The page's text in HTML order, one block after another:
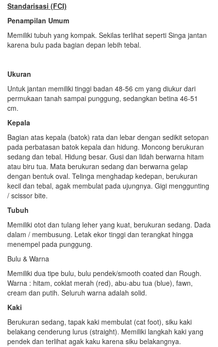
Standarisasi (FCI)
Penampilan Umum
Memiliki tubuh yang kompak. Sekilas terlihat seperti Singa jantan
karena bulu pada bagian depan lebih tebal.
Ukuran
Untuk jantan memiliki tinggi badan 48-56 cm yang diukur dari
permukaan tanah sampai punggung, sedangkan betina 46-51
cm.
Kepala
Bagian atas kepala (batok) rata dan lebar dengan sedikit setopan
pada perbatasan batok kepala dan hidung. Moncong berukuran
sedang dan tebal. Hidung besar. Gusi dan lidah berwarna hitam
atau biru tua. Mata berukuran sedang dan berwarna gelap
dengan bentuk oval. Telinga menghadap kedepan, berukuran
kecil dan tebal, agak membulat pada ujungnya. Gigi menggunting
/ scissor bite.
Tubuh
Memiliki otot dan tulang leher yang kuat, berukuran sedang. Dada
dalam / membusung. Letak ekor tinggi dan terangkat hingga
menempel pada punggung.
Bulu & Warna
Memiliki dua tipe bulu, bulu pendek/smooth coated dan Rough.
Warna : hitam, coklat merah (red), abu-abu tua (blue), fawn,
cream dan putih. Seluruh warna adalah solid.
Kaki
Berukuran sedang, tapak kaki membulat (cat foot), siku kaki
belakang cenderung lurus (straight). Memiliki langkah kaki yang
pendek dan terlihat agak kaku karena siku belakangnya.